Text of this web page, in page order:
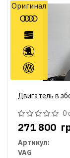
Двигатель в
0
271 800
Артикул:
VAG
Оригинал